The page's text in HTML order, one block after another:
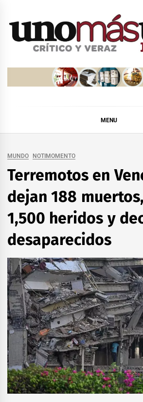
MENU
MUNDO NOTIMOMENTO
Terremotos en
dejan 188
1,500 heridos y
desaparecidos